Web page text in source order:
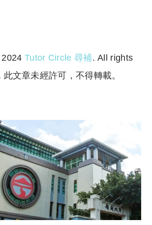
Tutor Circle 尋補. All rights
文章未經許可，不得轉載。